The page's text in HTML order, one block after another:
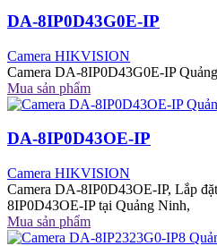
DA-8IP0D43G0E-IP
Camera HIKVISION
Camera DA-8IP0D43G0E-IP
Mua sản phẩm
DA-8IP0D43OE-IP
Camera HIKVISION
Camera DA-8IP0D43OE-IP, Lắp
8IP0D43OE-IP tại Quảng Ninh,
Mua sản phẩm